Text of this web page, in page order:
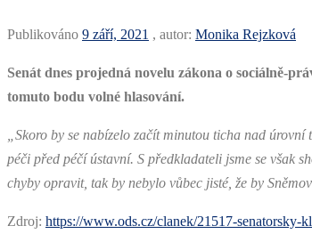
Publikováno 9 září, 2021 , autor: Monika Rejzková
Senát dnes projedná novelu zákona o sociálně-
tomuto bodu volné hlasování.
„Skoro by se nabízelo začít minutou ticha nad
péči před péčí ústavní. S předkladateli jsme se však
chyby opravit, tak by nebylo vůbec jisté, že by
Zdroj: https://www.ods.cz/clanek/21517-senatorsky-